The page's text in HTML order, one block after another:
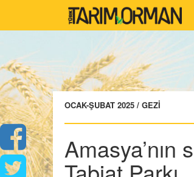
OCAK-ŞUBAT 2025 / GEZİ
Amasya’nın